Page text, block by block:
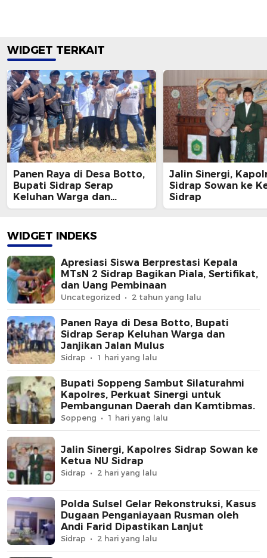
WIDGET TERKAIT
Panen Raya di Desa Botto,
Bupati Sidrap Serap
Keluhan Warga dan
Janjikan Jalan Mulus
Jalin Sinergi,
Sidrap Sowan ke
Sidrap
WIDGET INDEKS
Apresiasi Siswa Berprestasi Kepala
MTsN 2 Sidrap Bagikan Piala, Sertifikat,
dan Uang Pembinaan
Uncategorized 2 tahun yang lalu
Panen Raya di Desa Botto, Bupati
Sidrap Serap Keluhan Warga dan
Janjikan Jalan Mulus
Sidrap 1 hari yang lalu
Bupati Soppeng Sambut Silaturahmi
Kapolres, Perkuat Sinergi untuk
Pembangunan Daerah dan Kamtibmas.
Soppeng 1 hari yang lalu
Jalin Sinergi, Kapolres Sidrap Sowan ke
Ketua NU Sidrap
Sidrap 2 hari yang lalu
Polda Sulsel Gelar Rekonstruksi, Kasus
Dugaan Penganiayaan Rusman oleh
Andi Farid Dipastikan Lanjut
Sidrap 2 hari yang lalu